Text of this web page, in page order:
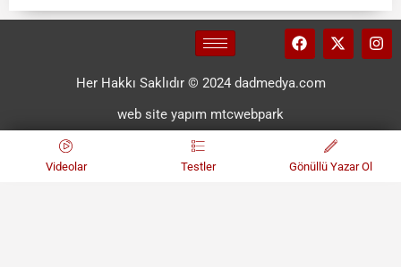
Her Hakkı Saklıdır © 2024 dadmedya.com
web site yapım mtcwebpark
Videolar Testler Gönüllü Yazar Ol